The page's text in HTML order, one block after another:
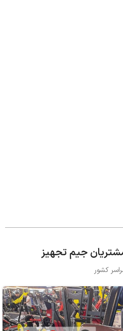
جیم تجهیز
کشور